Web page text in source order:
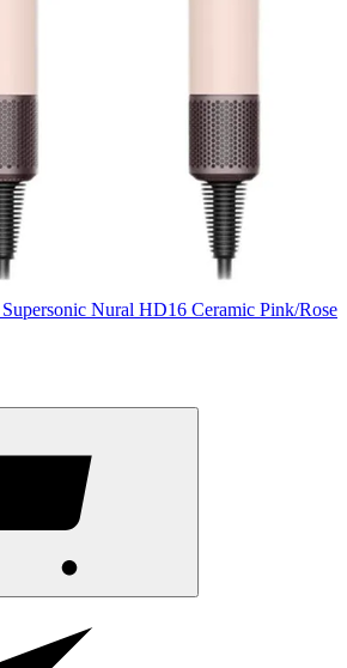
Nural HD16 Ceramic Pink/Rose